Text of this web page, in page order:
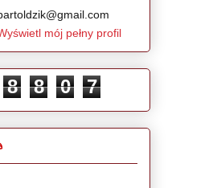
mój pełny profil
8 8 0 7